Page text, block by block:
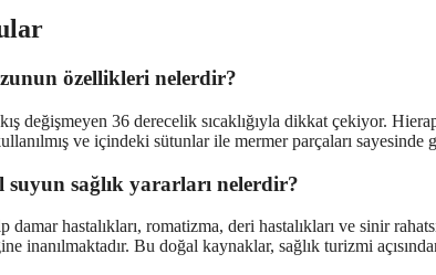
özellikleri nelerdir?
değişmeyen 36 derecelik sıcaklığıyla dikkat çekiyor.
ve içindeki sütunlar ile mermer parçaları sayesinde
sağlık yararları nelerdir?
damar hastalıkları, romatizma, deri hastalıkları ve sinir
inanılmaktadır. Bu doğal kaynaklar, sağlık turizmi